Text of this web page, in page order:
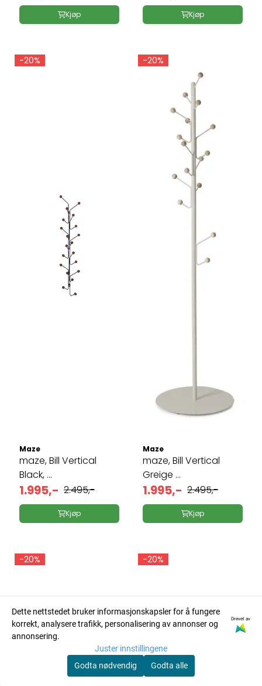
Kjøp Kjøp
-20%
Maze
maze, Bill Vertical
Black, ...
1.995,- 2.495,-
Kjøp
-20%
Maze
maze, Bill Vertical
Greige ...
1.995,- 2.495,-
Kjøp
-20% -20%
Dette nettstedet bruker informasjonskapsler for å fungere
korrekt, analysere trafikk, personalisering av annonser og
annonsering.
Drevet av
Juster innstillingene
Godta nødvendig
Godta alle